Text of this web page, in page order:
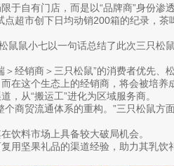
自有门店，而是以“品牌商”身份渗透
超市创下日均动销200箱的纪录，茶
鼠鼠小七以一句话总结了此次三只松
经销商＞三只松鼠”的消费者优先、
在这个生态上的经销商，将会被培养
，从“搬运工”进化为区域服务商。
商贸流通体系的重构。”三只松鼠方面
饮料市场上具备较大破局机会。
用坚果礼品的渠道经验，助力其乳饮